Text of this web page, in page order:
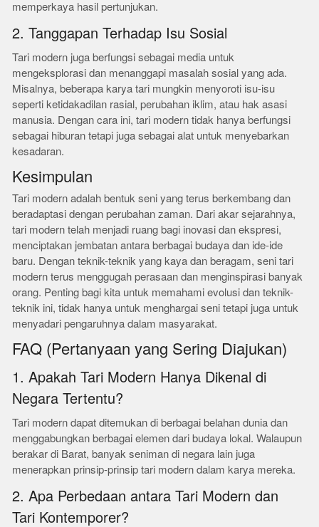
memperkaya hasil pertunjukan.
2. Tanggapan Terhadap Isu Sosial
Tari modern juga berfungsi sebagai media untuk
mengeksplorasi dan menanggapi masalah sosial yang ada.
Misalnya, beberapa karya tari mungkin menyoroti isu-isu
seperti ketidakadilan rasial, perubahan iklim, atau hak asasi
manusia. Dengan cara ini, tari modern tidak hanya berfungsi
sebagai hiburan tetapi juga sebagai alat untuk menyebarkan
kesadaran.
Kesimpulan
Tari modern adalah bentuk seni yang terus berkembang dan
beradaptasi dengan perubahan zaman. Dari akar sejarahnya,
tari modern telah menjadi ruang bagi inovasi dan ekspresi,
menciptakan jembatan antara berbagai budaya dan ide-ide
baru. Dengan teknik-teknik yang kaya dan beragam, seni tari
modern terus menggugah perasaan dan menginspirasi banyak
orang. Penting bagi kita untuk memahami evolusi dan teknik-
teknik ini, tidak hanya untuk menghargai seni tetapi juga untuk
menyadari pengaruhnya dalam masyarakat.
FAQ (Pertanyaan yang Sering Diajukan)
1. Apakah Tari Modern Hanya Dikenal di
Negara Tertentu?
Tari modern dapat ditemukan di berbagai belahan dunia dan
menggabungkan berbagai elemen dari budaya lokal. Walaupun
berakar di Barat, banyak seniman di negara lain juga
menerapkan prinsip-prinsip tari modern dalam karya mereka.
2. Apa Perbedaan antara Tari Modern dan
Tari Kontemporer?